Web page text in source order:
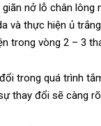
nở lỗ chân
và thực hiện ủ
trong vòng 2 – 3
trong quá trình
thay đổi sẽ càng